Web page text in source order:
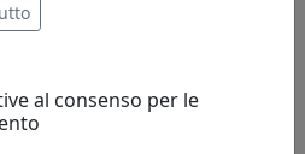
al consenso per le